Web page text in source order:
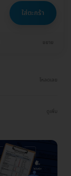
ใส่ตะกร้า
ขยาย
โหลดเลย
ดูเพิ่ม